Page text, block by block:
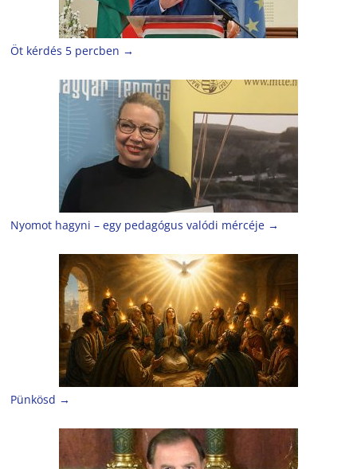
Öt kérdés 5 percben →
Nyomot hagyni – egy pedagógus valódi mércéje →
Pünkösd →